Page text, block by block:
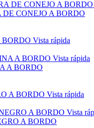
CONEJO A BORDO
Vista rápida
Vista rápida
A BORDO
Vista rápida
Vista
A BORDO